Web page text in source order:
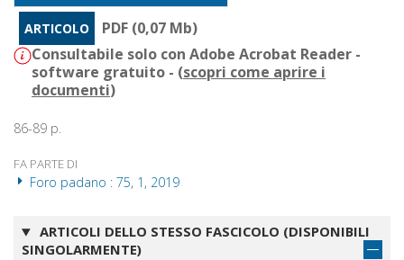
ARTICOLO
PDF (0,07 Mb)
Consultabile solo con Adobe Acrobat Reader -
software gratuito - (scopri come aprire i
documenti)
86-89 p.
FA PARTE DI
Foro padano : 75, 1, 2019
ARTICOLI DELLO STESSO FASCICOLO (DISPONIBILI
SINGOLARMENTE)